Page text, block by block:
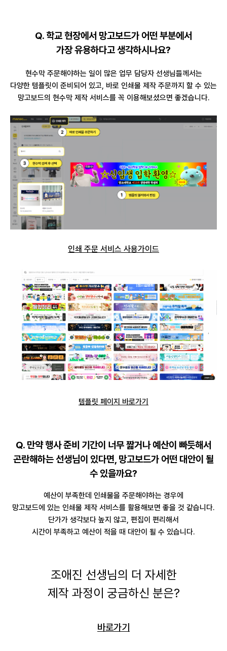
Q. 학교 현장에서 망고보드가 어떤 부분에서
가장 유용하다고 생각하시나요?
현수막 주문해야하는 일이 많은 업무 담당자 선생님들께서는
다양한 템플릿이 준비되어 있고, 바로 인쇄물 제작 주문까지 할 수 있는
망고보드의 현수막 제작 서비스를 꼭 이용해보셨으면 좋겠습니다.
인쇄 주문 서비스 사용가이드
템플릿 페이지 바로가기
Q. 만약 행사 준비 기간이 너무 짧거나 예산이 빠듯해서
곤란해하는 선생님이 있다면, 망고보드가 어떤 대안이 될
수 있을까요?
예산이 부족한데 인쇄물을 주문해야하는 경우에
망고보드에 있는 인쇄물 제작 서비스를 활용해보면 좋을 것 같습니다.
단가가 생각보다 높지 않고, 편집이 편리해서
시간이 부족하고 예산이 적을 때 대안이 될 수 있습니다.
조애진 선생님의 더 자세한
제작 과정이 궁금하신 분은?
바로가기